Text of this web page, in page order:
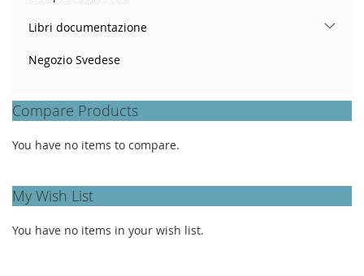
Libri documentazione
Negozio Svedese
Compare Products
You have no items to compare.
My Wish List
You have no items in your wish list.